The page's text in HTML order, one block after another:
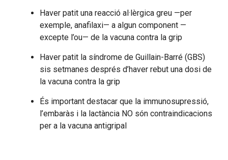
Haver patit una reacció al·lèrgica greu —per
exemple, anafilaxi— a algun component —
excepte l’ou— de la vacuna contra la grip
Haver patit la síndrome de Guillain-Barré (GBS)
sis setmanes després d’haver rebut una dosi de
la vacuna contra la grip
És important destacar que la immunosupressió,
l’embaràs i la lactància NO són contraindicacions
per a la vacuna antigripal